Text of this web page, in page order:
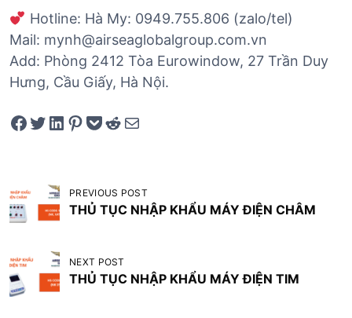
Hotline: Hà My: 0949.755.806 (zalo/tel)
Mail: mynh@airseaglobalgroup.com.vn
Add: Phòng 2412 Tòa Eurowindow, 27 Trần Duy
Hưng, Cầu Giấy, Hà Nội.
Share on Facebook Tweet on Twitter Share on LinkedIn Pin on Pinterest Save to pocket Share on Reddit Share via Email
Đ
i
u
h
PREVIOUS POST
THỦ TỤC NHẬP KHẨU MÁY ĐIỆN CHÂM
NEXT POST
THỦ TỤC NHẬP KHẨU MÁY ĐIỆN TIM